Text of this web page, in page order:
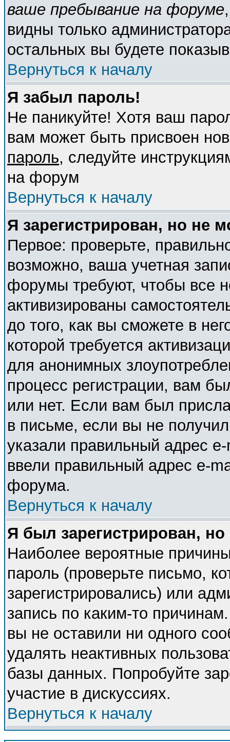
ваше пребывание на форуме
видны только
остальных вы будете
Вернуться к началу
Я забыл пароль!
Не паникуйте! Хотя ваш
вам может быть присвоен
пароль, следуйте
на форум
Вернуться к началу
Я зарегистрирован, но не
Первое: проверьте,
возможно, ваша учетная
форумы требуют, чтобы все
активизированы
до того, как вы сможете в
которой требуется
для анонимных
процесс регистрации, вам
или нет. Если вам был
в письме, если вы не
указали правильный адрес
ввели правильный адрес e-
форума.
Вернуться к началу
Я был зарегистрирован,
Наиболее вероятные
пароль (проверьте письмо,
зарегистрировались) или
запись по каким-то
вы не оставили ни одного
удалять неактивных
базы данных. Попробуйте
участие в дискуссиях.
Вернуться к началу